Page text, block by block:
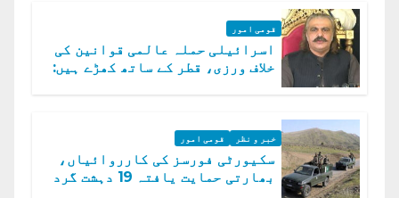
قومی امور
اسرائیلی حملہ عالمی قوانین کی
خلاف ورزی، قطر کے ساتھ کھڑے ہیں:
خبر و نظر قومی امور
سکیورٹی فورسز کی کارروائیاں،
بھارتی حمایت یافتہ 19 دہشت گرد